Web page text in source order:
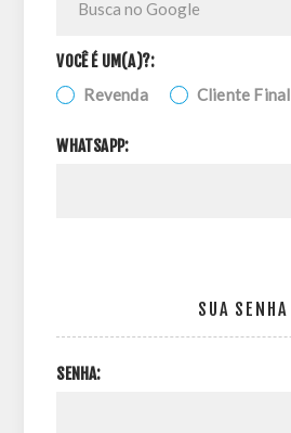
VOCÊ É UM(A)?:
Revenda Cliente Final
WHATSAPP:
SUA SENHA
SENHA: